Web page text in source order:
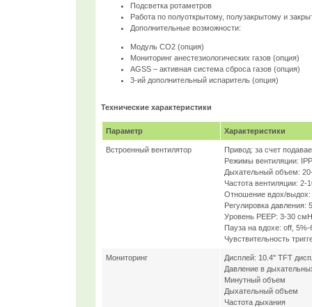
Подсветка ротаметров
Работа по полуоткрытому, полузакрытому и
Дополнительные возможности:
Модуль СO2 (опция)
Мониторинг анестезиологических газов (опция)
AGSS – активная система сброса газов (опция)
3-ий дополнительный испаритель (опция)
Технические характеристики
Параметр Характеристики
Встроенный вентилятор
Привод: за счет
Режимы вентиляции:
Дыхательный объем:
Частота вентиляции: 2-
Отношение вдох/выдох:
Регулировка давления:
Уровень PEEP: 3-30
Пауза на вдохе: off,
Чувствительность
Мониторинг
Дисплей: 10.4'' TFT
Давление в
Минутный объем
Дыхательный объем
Частота дыхания